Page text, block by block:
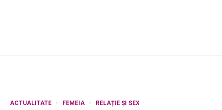
ACTUALITATE FEMEIA RELAȚIE ȘI SEX